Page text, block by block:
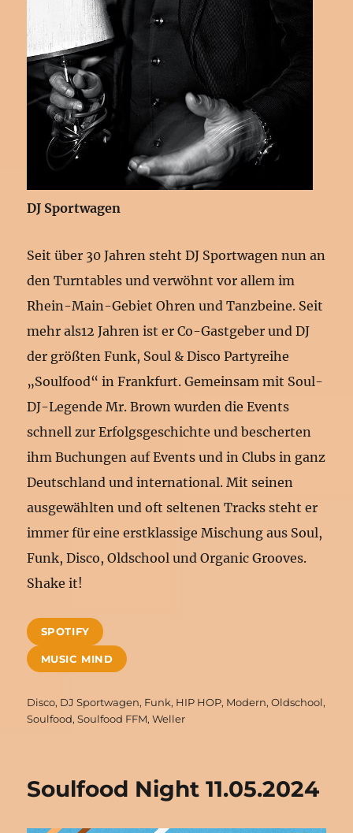
DJ Sportwagen
Seit über 30 Jahren steht DJ Sportwagen nun an
den Turntables und verwöhnt vor allem im
Rhein-Main-Gebiet Ohren und Tanzbeine. Seit
mehr als12 Jahren ist er Co-Gastgeber und DJ
der größten Funk, Soul & Disco Partyreihe
„Soulfood“ in Frankfurt. Gemeinsam mit Soul-
DJ-Legende Mr. Brown wurden die Events
schnell zur Erfolgsgeschichte und bescherten
ihm Buchungen auf Events und in Clubs in ganz
Deutschland und international. Mit seinen
ausgewählten und oft seltenen Tracks steht er
immer für eine erstklassige Mischung aus Soul,
Funk, Disco, Oldschool und Organic Grooves.
Shake it!
SPOTIFY
MUSIC MIND
Schlagwörter
Disco, DJ Sportwagen, Funk, HIP HOP, Modern,Oldschool,
Soulfood,Soulfood FFM,Weller
Soulfood Night 11.05.2024